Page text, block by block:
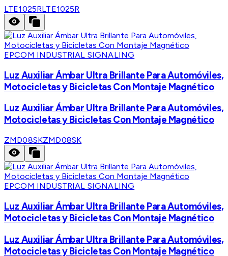
LTE1025RLTE1025R
EPCOM INDUSTRIAL SIGNALING
Luz Auxiliar Ámbar Ultra Brillante Para Automóviles,
Motocicletas y Bicicletas Con Montaje Magnético
Luz Auxiliar Ámbar Ultra Brillante Para Automóviles,
Motocicletas y Bicicletas Con Montaje Magnético
ZMD08SKZMD08SK
EPCOM INDUSTRIAL SIGNALING
Luz Auxiliar Ámbar Ultra Brillante Para Automóviles,
Motocicletas y Bicicletas Con Montaje Magnético
Luz Auxiliar Ámbar Ultra Brillante Para Automóviles,
Motocicletas y Bicicletas Con Montaje Magnético